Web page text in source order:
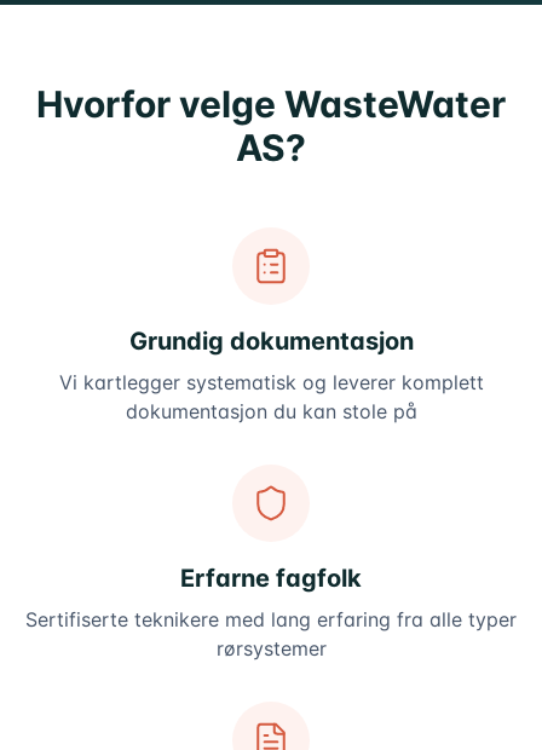
Hvorfor velge WasteWater
AS?
Grundig dokumentasjon
Vi kartlegger systematisk og leverer komplett
dokumentasjon du kan stole på
Erfarne fagfolk
Sertifiserte teknikere med lang erfaring fra alle typer
rørsystemer